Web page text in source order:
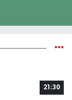
21:30